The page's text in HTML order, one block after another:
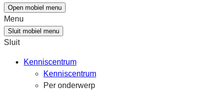
Open mobiel menu
Menu
Sluit mobiel menu
Sluit
Kenniscentrum
Kenniscentrum
Per onderwerp